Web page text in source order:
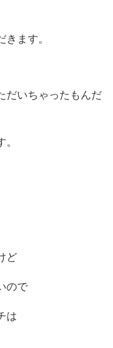
ます。
だいちゃったもんだ
ど
ので
は